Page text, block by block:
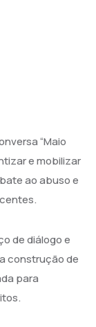
“Maio
e mobilizar
ao abuso e
de diálogo e
construção de
para